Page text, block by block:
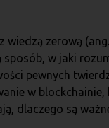
wiedzą zerową
sposób, w jaki
pewnych
w
dlaczego są